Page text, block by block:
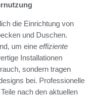
die Einrichtung von
und Duschen.
um eine effiziente
Installationen
sondern tragen
bei. Professionelle
nach den aktuellen